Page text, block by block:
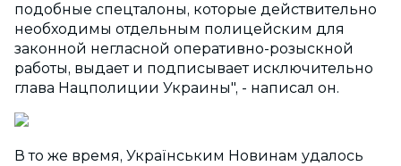
подобные спецталоны, которые действительно
необходимы отдельным полицейским для
законной негласной оперативно-розыскной
работы, выдает и подписывает исключительно
глава Нацполиции Украины", - написал он.
В то же время, Українським Новинам удалось